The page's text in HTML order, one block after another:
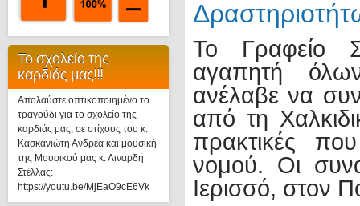
Το σχολείο της
καρδιάς μας!!!
Απολαύστε οπτικοποιημένο το
τραγούδι για το σχολείο της
καρδιάς μας, σε στίχους του κ.
Κασκανιώτη Ανδρέα και μουσική
της Μουσικού μας κ. Λιναρδή
Στέλλας:
https://youtu.be/MjEaO9cE6Vk
Το Γραφείο
αγαπητή
ανέλαβε να
από τη
πρακτικές
νομού. Οι
Ιερισσό, στον